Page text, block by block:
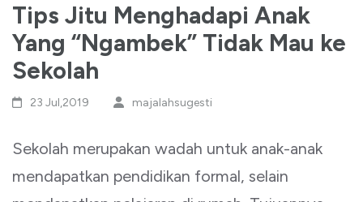
Tips Jitu Menghadapi Anak
Yang “Ngambek” Tidak Mau ke
Sekolah
23 Jul,2019 majalahsugesti
Sekolah merupakan wadah untuk anak-anak
mendapatkan pendidikan formal, selain